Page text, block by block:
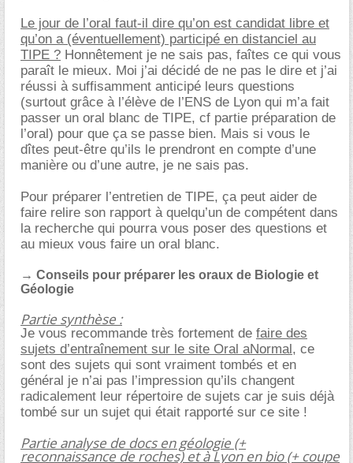
Le jour de l’oral faut-il dire qu’on est candidat libre et
qu’on a (éventuellement) participé en distanciel au
TIPE ? Honnêtement je ne sais pas, faîtes ce qui vous
paraît le mieux. Moi j’ai décidé de ne pas le dire et j’ai
réussi à suffisamment anticipé leurs questions
(surtout grâce à l’élève de l’ENS de Lyon qui m’a fait
passer un oral blanc de TIPE, cf partie préparation de
l’oral) pour que ça se passe bien. Mais si vous le
dîtes peut-être qu’ils le prendront en compte d’une
manière ou d’une autre, je ne sais pas.
Pour préparer l’entretien de TIPE, ça peut aider de
faire relire son rapport à quelqu’un de compétent dans
la recherche qui pourra vous poser des questions et
au mieux vous faire un oral blanc.
→ Conseils pour préparer les oraux de Biologie et
Géologie
Partie synthèse :
Je vous recommande très fortement de faire des
sujets d’entraînement sur le site Oral aNormal, ce
sont des sujets qui sont vraiment tombés et en
général je n’ai pas l’impression qu’ils changent
radicalement leur répertoire de sujets car je suis déjà
tombé sur un sujet qui était rapporté sur ce site !
Partie analyse de docs en géologie (+
reconnaissance de roches) et à Lyon en bio (+ coupe